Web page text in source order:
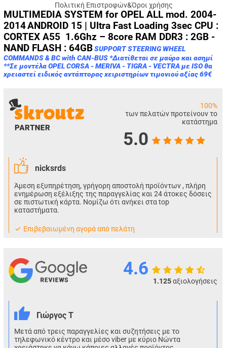
Πολιτική Επιστροφών&Όροι χρήσης
MULTIMEDIA SYSTEM for OPEL ALL mod. 2004-
2014ANDROID 15 | Ultra Fast Loading 3sec CPU :
CORTEX A55 1.6Ghz – 8core RAM DDR3 : 2GB -
NAND FLASH : 64GBSUPPORT STEERING WHEEL
COMMANDS & BC with CAN-BUS *Διατίθεται σε μαύρο και ασημί
**Σε μοντέλα OPEL CORSA - MERIVA - TIGRA - VECTRA με ISO θα
χρειαστεί ειδικός αντάπτορας χειριστηρίων τιμονιού αξίας 69€
100%
των πελατών προτείνουν το
κατάστημα
5.0
nicksrds
Άμεση εξυπηρέτηση, γρήγορη αποστολή προϊόντων , πλήρη
ενημέρωση εξέλιξης της παραγγελίας και 24 άτοκες δόσεις
σε πιστωτική κάρτα. Νομίζω ότι ανήκει στα top
καταστήματα.
Eπιβεβαιωμένη αγορά από πελάτη
4.6
1.125αξιολογήσεις
Γιώργος Τ
Μετά από τρεις παραγγελίες και συζητήσεις με το
τηλεφωνικό κέντρο και μέσο viber με κύριο Νώντα